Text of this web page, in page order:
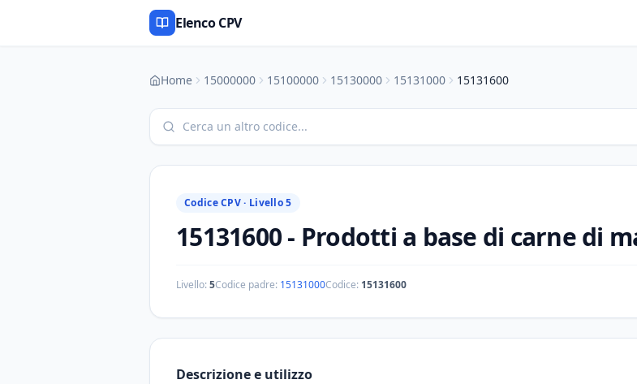
Elenco CPV
Home 15000000 15100000 15130000 15131000 15131600
Codice CPV · Livello 5
15131600- Prodotti a base di carne di
Livello:5Codice padre: 15131000Codice: 15131600
Descrizione e utilizzo